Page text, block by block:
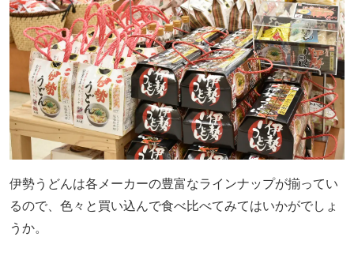
伊勢うどんは各メーカーの豊富なラインナップが揃ってい
るので、色々と買い込んで食べ比べてみてはいかがでしょ
うか。